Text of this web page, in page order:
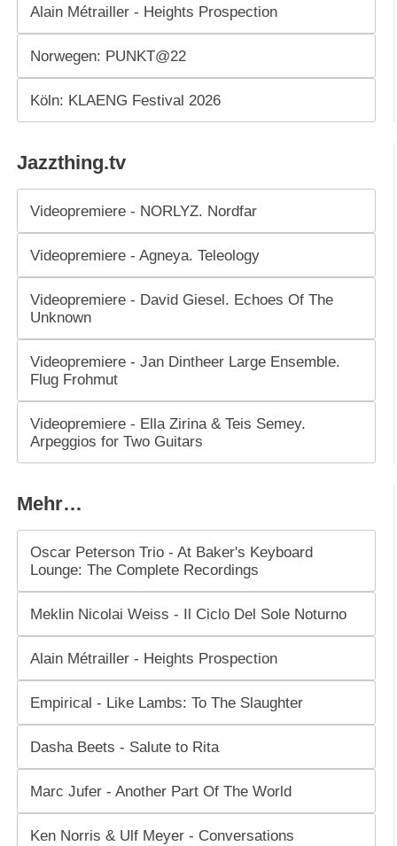
Alain Métrailler - Heights Prospection
Norwegen: PUNKT@22
Köln: KLAENG Festival 2026
Jazzthing.tv
Videopremiere - NORLYZ. Nordfar
Videopremiere - Agneya. Teleology
Videopremiere - David Giesel. Echoes Of The
Unknown
Videopremiere - Jan Dintheer Large Ensemble.
Flug Frohmut
Videopremiere - Ella Zirina & Teis Semey.
Arpeggios for Two Guitars
Mehr…
Oscar Peterson Trio - At Baker's Keyboard
Lounge: The Complete Recordings
Meklin Nicolai Weiss - Il Ciclo Del Sole Noturno
Alain Métrailler - Heights Prospection
Empirical - Like Lambs: To The Slaughter
Dasha Beets - Salute to Rita
Marc Jufer - Another Part Of The World
Ken Norris & Ulf Meyer - Conversations